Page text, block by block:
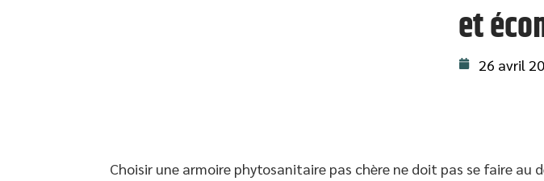
et
26 avril
Choisir une armoire phytosanitaire pas chère ne doit pas se faire au